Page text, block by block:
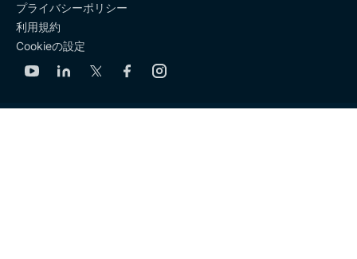
プライバシーポリシー
利用規約
Cookieの設定